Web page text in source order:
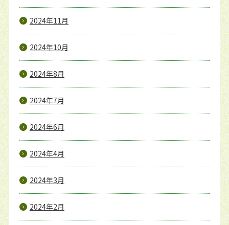
2024年11月
2024年10月
2024年8月
2024年7月
2024年6月
2024年4月
2024年3月
2024年2月